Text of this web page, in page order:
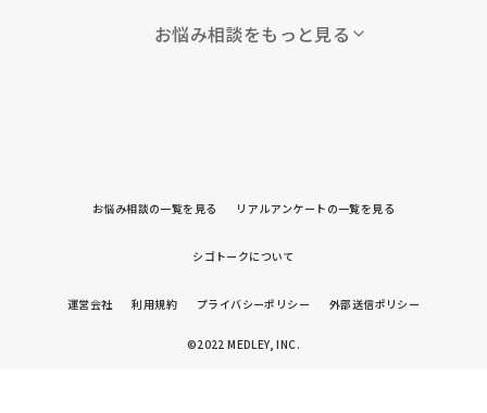
じゃ、やりたくない仕事ならやめます。お世話になりました！
って退職届出したことありますよ笑
って退職しまして、ワクチンバイトで元職員と再会しまくりましたね
このまま経営悪化して困って買収されてまえ･:*+.\(( °ω° ))/.:+フッ
ちょっとした復讐です♪
お悩み相談をもっと見る
お悩み相談の一覧を見る リアルアンケートの一覧を見る
シゴトークについて
運営会社 利用規約 プライバシーポリシー 外部送信ポリシー
©2022 MEDLEY, INC.